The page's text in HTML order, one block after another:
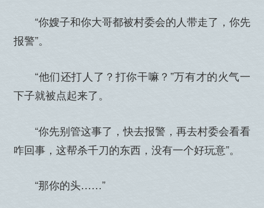
“你嫂子和你大哥都被村委会的人带走了，你先
报警”。
“他们还打人了？打你干嘛？”万有才的火气一
下子就被点起来了。
“你先别管这事了，快去报警，再去村委会看看
咋回事，这帮杀千刀的东西，没有一个好玩意”。
“那你的头……”